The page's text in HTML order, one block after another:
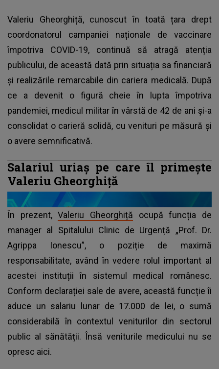
Valeriu Gheorghiță, cunoscut în toată țara drept
coordonatorul campaniei naționale de vaccinare
împotriva COVID-19, continuă să atragă atenția
publicului, de această dată prin situația sa financiară
și realizările remarcabile din cariera medicală. După
ce a devenit o figură cheie în lupta împotriva
pandemiei, medicul militar în vârstă de 42 de ani și-a
consolidat o carieră solidă, cu venituri pe măsură și
o avere semnificativă.
Salariul uriaș pe care îl primește
Valeriu Gheorghiță
În prezent,Valeriu Gheorghiță ocupă funcția de
manager al Spitalului Clinic de Urgență „Prof. Dr.
Agrippa Ionescu”, o poziție de maximă
responsabilitate, având în vedere rolul important al
acestei instituții în sistemul medical românesc.
Conform declarației sale de avere, această funcție îi
aduce un salariu lunar de 17.000 de lei, o sumă
considerabilă în contextul veniturilor din sectorul
public al sănătății. Însă veniturile medicului nu se
opresc aici.